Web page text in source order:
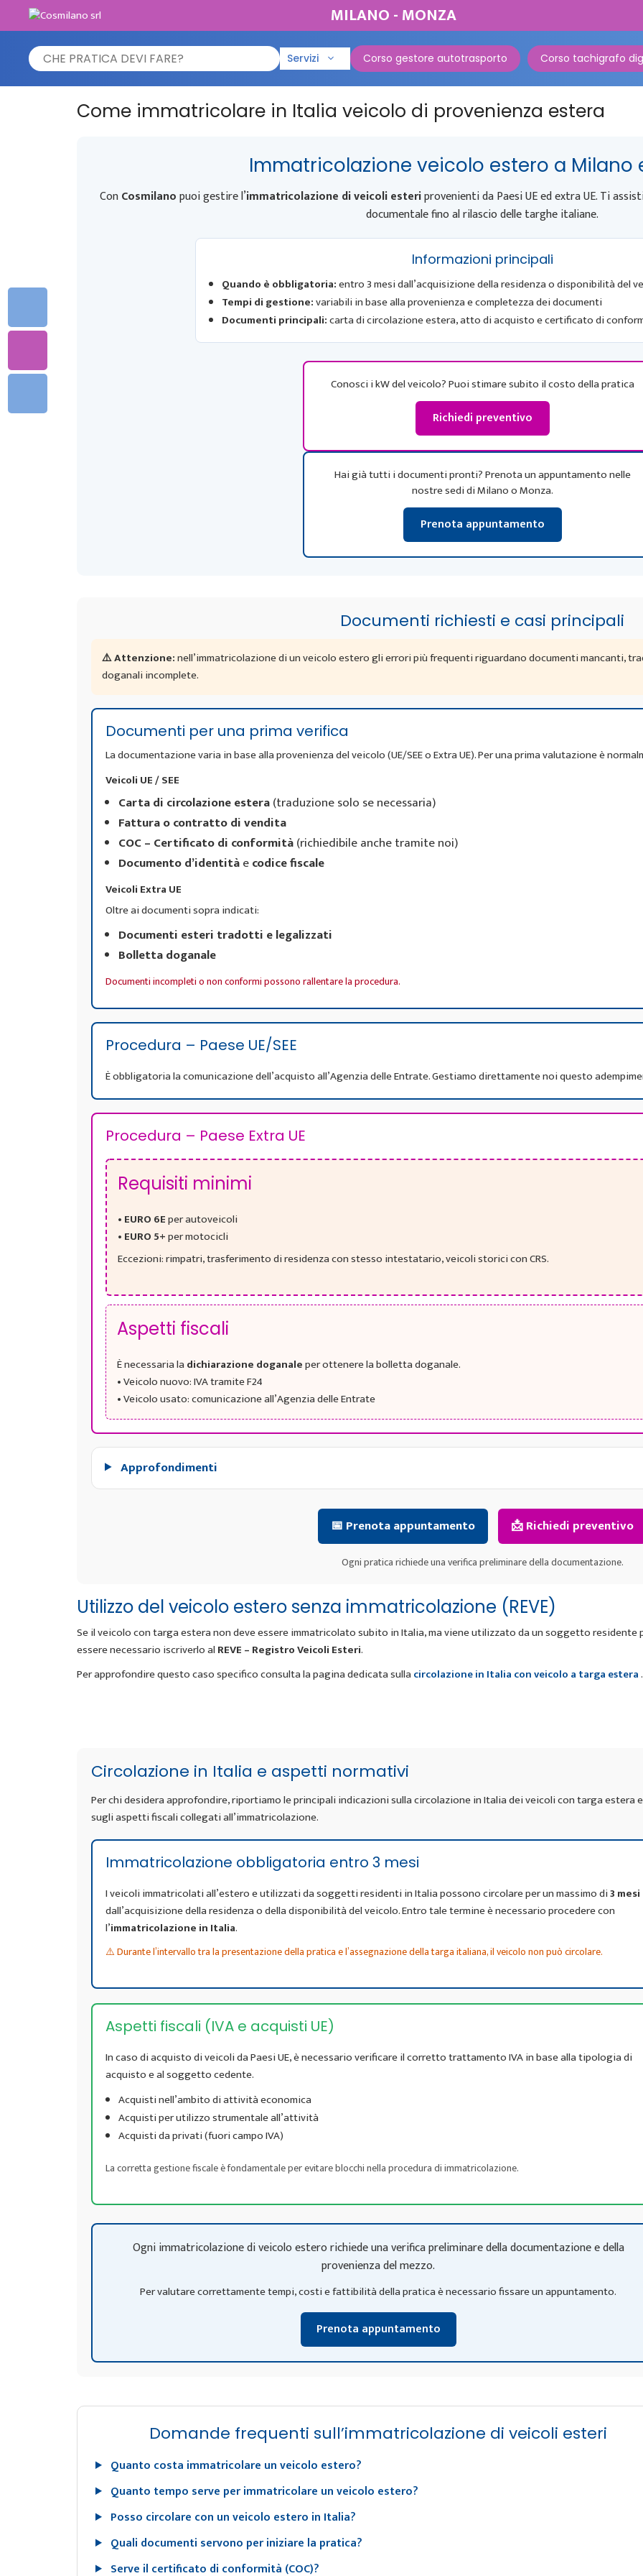
al
contenuto
MILANO - MONZA
Search
for:
Corso gestore autotrasporto Corso tachigrafo
Servizi
Come immatricolare in Italia veicolo di provenienza estera
Immatricolazione veicolo estero a Milano
ConCosmilanopuoi gestire l’immatricolazione di veicoli esteriprovenienti da Paesi UE ed extra UE. Ti
documentale fino al rilascio delle targhe italiane.
Informazioni principali
Quando è obbligatoria:entro 3 mesi dall’acquisizione della residenza o disponibilità del
Tempi di gestione:variabili in base alla provenienza e completezza dei documenti
Documenti principali:carta di circolazione estera, atto di acquisto e certificato di
Conosci i kW del veicolo? Puoi stimare subito il costo della pratica
Richiedi preventivo
Hai già tutti i documenti pronti? Prenota un appuntamento nelle
nostre sedi di Milano o Monza.
Prenota appuntamento
Documenti richiesti e casi principali
⚠️ Attenzione:nell’immatricolazione di un veicolo estero gli errori più frequenti riguardano documenti mancanti,
doganali incomplete.
Documenti per una prima verifica
La documentazione varia in base alla provenienza del veicolo (UE/SEE o Extra UE). Per una prima valutazione è
Veicoli UE / SEE
Carta di circolazione estera(traduzione solo se necessaria)
Fattura o contratto di vendita
COC – Certificato di conformità(richiedibile anche tramite noi)
Documento d’identitàecodice fiscale
Veicoli Extra UE
Oltre ai documenti sopra indicati:
Documenti esteri tradotti e legalizzati
Bolletta doganale
Documenti incompleti o non conformi possono rallentare la procedura.
Procedura – Paese UE/SEE
È obbligatoria la comunicazione dell’acquisto all’Agenzia delle Entrate. Gestiamo direttamente noi questo
Procedura – Paese Extra UE
Requisiti minimi
• EURO 6Eper autoveicoli
• EURO 5+per motocicli
Eccezioni: rimpatri, trasferimento di residenza con stesso intestatario, veicoli storici con CRS.
Aspetti fiscali
È necessaria la dichiarazione doganaleper ottenere la bolletta doganale.
• Veicolo nuovo: IVA tramite F24
• Veicolo usato: comunicazione all’Agenzia delle Entrate
Approfondimenti
📅 Prenota appuntamento 📩 Richiedi preventivo
Ogni pratica richiede una verifica preliminare della documentazione.
Utilizzo del veicolo estero senza immatricolazione (REVE)
Se il veicolo con targa estera non deve essere immatricolato subito in Italia, ma viene utilizzato da un soggetto residente
essere necessario iscriverlo al REVE – Registro Veicoli Esteri.
Per approfondire questo caso specifico consulta la pagina dedicata sulla circolazione in Italia con veicolo a targa estera.
Circolazione in Italia e aspetti normativi
Per chi desidera approfondire, riportiamo le principali indicazioni sulla circolazione in Italia dei veicoli con targa estera e
sugli aspetti fiscali collegati all’immatricolazione.
Immatricolazione obbligatoria entro 3 mesi
I veicoli immatricolati all’estero e utilizzati da soggetti residenti in Italia possono circolare per un massimo di3 mesi
dall’acquisizione della residenza o della disponibilità del veicolo. Entro tale termine è necessario procedere con
l’immatricolazione in Italia.
⚠️ Durante l’intervallo tra la presentazione della pratica e l’assegnazione della targa italiana, il veicolo non può circolare.
Aspetti fiscali (IVA e acquisti UE)
In caso di acquisto di veicoli da Paesi UE, è necessario verificare il corretto trattamento IVA in base alla tipologia di
acquisto e al soggetto cedente.
Acquisti nell’ambito di attività economica
Acquisti per utilizzo strumentale all’attività
Acquisti da privati (fuori campo IVA)
La corretta gestione fiscale è fondamentale per evitare blocchi nella procedura di immatricolazione.
Ogni immatricolazione di veicolo estero richiede una verifica preliminare della documentazione e della
provenienza del mezzo.
Per valutare correttamente tempi, costi e fattibilità della pratica è necessario fissare un appuntamento.
Prenota appuntamento
Domande frequenti sull’immatricolazione di veicoli esteri
Quanto costa immatricolare un veicolo estero?
Quanto tempo serve per immatricolare un veicolo estero?
Posso circolare con un veicolo estero in Italia?
Quali documenti servono per iniziare la pratica?
Serve il certificato di conformità (COC)?